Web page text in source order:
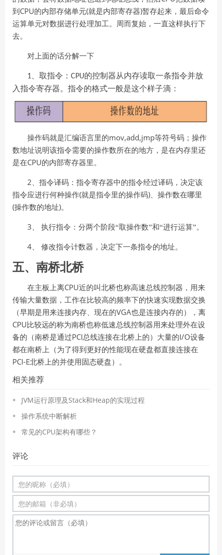
到 CPU的内部存储单元(就是内部寄存器)暂存起来，最后命令
运算单元对数据进行处理加工。周而复始，一直这样执行下
去。
对上面的话分解一下
1、取指令： CPU的控制器从内存读取一条指令并放
入指令寄存器。指令的格式一般是这个样子滴：
操作码就是汇编语言里的mov,add,jmp等符号码；操作
数地址说明该指令需要的操作数所在的地方，是在内存里还
是在CPU的内部寄存器里。
2 、指令译码：指令寄存器中的指令经过译码，决定该
指令应进行何种操作(就是指令里的操作码) 、操作数在哪里
(操作数的地址)。
3 执行指令：分两个阶段“取操作数”和“进行运算”。
4 修改指令计数器，决定下一条指令的地址。
五、南桥北桥
在主板上离CPU近的叫北桥也称高速总线控制器，用来
传输大量数据，工作在比较高的频率下的快速实现数据交换
（早期是用来连接内存、现在的VGA也是连接内存的），离
CPU比较远的称为南桥也称低速总线控制器用来处理外在设
备的（南桥是通过PCI总线连接在北桥上的）大量的I/O设备
都在南桥上（为了得到更好的性能现在硬盘都直接连接在
PCI-E北桥上的并使用固态硬盘）。
相关推荐
JVM运行原理及Stack和Heap的实现过程
操作系统中断解析
常见的CPU架构有哪些？
评论